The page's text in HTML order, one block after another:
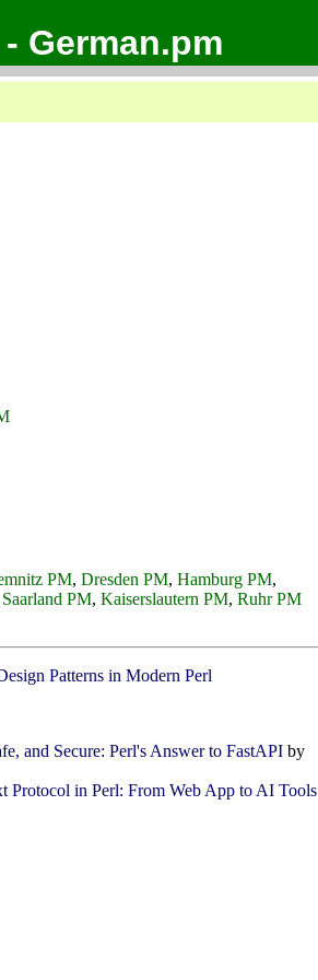
German.pm
PM, Dresden PM, Hamburg PM,
Saarland PM, Kaiserslautern PM, Ruhr PM
Patterns in Modern Perl
and Secure: Perl's Answer to FastAPI by
Protocol in Perl: From Web App to AI Tools